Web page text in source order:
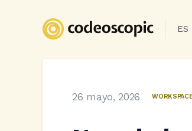
ES
26 mayo, 2026